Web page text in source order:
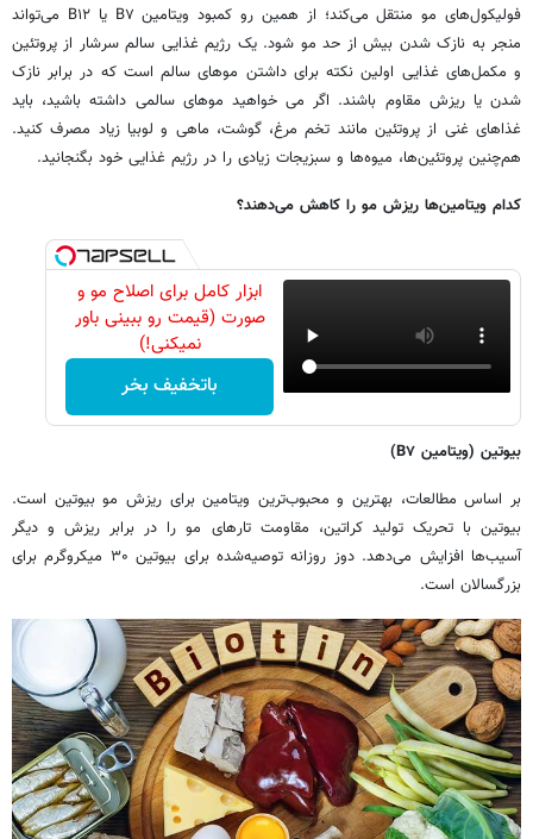
فولیکول‌های مو منتقل می‌کند؛ از همین رو کمبود ویتامین B۷ یا B۱۲ می‌تواند
منجر به نازک شدن بیش از حد مو شود. یک رژیم غذایی سالم سرشار از پروتئین
و مکمل‌های غذایی اولین نکته برای داشتن موهای سالم است که در برابر نازک
شدن یا ریزش مقاوم باشند. اگر می خواهید موهای سالمی داشته باشید، باید
غذاهای غنی از پروتئین مانند تخم مرغ، گوشت، ماهی و لوبیا زیاد مصرف کنید.
هم‌چنین پروتئین‌ها، میوه‌ها و سبزیجات زیادی را در رژیم غذایی خود بگنجانید.
کدام ویتامین‌ها ریزش مو را کاهش می‌دهند؟
ابزار کامل برای اصلاح مو و
صورت (قیمت رو ببینی باور
نمیکنی!)
باتخفیف بخر
بیوتین (ویتامین B۷)
بر اساس مطالعات، بهترین و محبوب‌ترین ویتامین برای ریزش مو بیوتین است.
بیوتین با تحریک تولید کراتین، مقاومت تارهای مو را در برابر ریزش و دیگر
آسیب‌ها افزایش می‌دهد. دوز روزانه توصیه‌شده برای بیوتین ۳۰ میکروگرم برای
بزرگسالان است.